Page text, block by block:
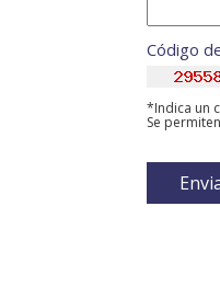
Código
*Indica un
Se